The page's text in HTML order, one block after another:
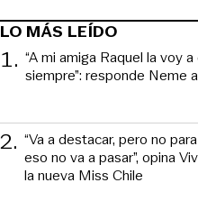
LO MÁS LEÍDO
1. “A mi amiga Raquel la voy
siempre”: responde Neme
2. “Va a destacar, pero no
eso no va a pasar”, opina
la nueva Miss Chile